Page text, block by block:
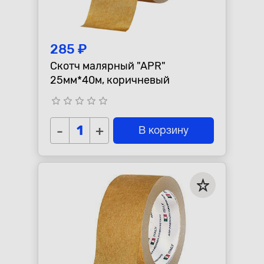
285 ₽
Скотч малярный "APR"
25мм*40м, коричневый
star_border star_border star_border star_border star_border
- + В корзину